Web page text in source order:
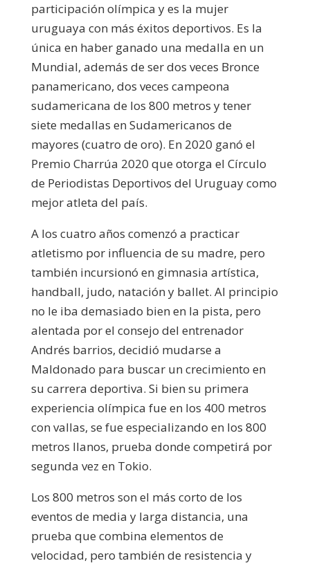
participación olímpica y es la mujer
uruguaya con más éxitos deportivos. Es la
única en haber ganado una medalla en un
Mundial, además de ser dos veces Bronce
panamericano, dos veces campeona
sudamericana de los 800 metros y tener
siete medallas en Sudamericanos de
mayores (cuatro de oro). En 2020 ganó el
Premio Charrúa 2020 que otorga el Círculo
de Periodistas Deportivos del Uruguay como
mejor atleta del país.
A los cuatro años comenzó a practicar
atletismo por influencia de su madre, pero
también incursionó en gimnasia artística,
handball, judo, natación y ballet. Al principio
no le iba demasiado bien en la pista, pero
alentada por el consejo del entrenador
Andrés barrios, decidió mudarse a
Maldonado para buscar un crecimiento en
su carrera deportiva. Si bien su primera
experiencia olímpica fue en los 400 metros
con vallas, se fue especializando en los 800
metros llanos, prueba donde competirá por
segunda vez en Tokio.
Los 800 metros son el más corto de los
eventos de media y larga distancia, una
prueba que combina elementos de
velocidad, pero también de resistencia y